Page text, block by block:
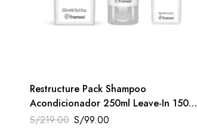
Restructure Pack Shampoo
Acondicionador 250ml Leave-In 150ml
Daño Severo Morphosis Framesi
S/219.00 S/99.00